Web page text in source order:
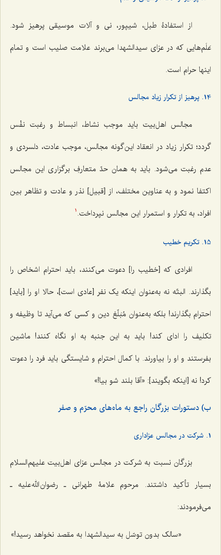
از استفادۀ طبل، شیپور، نی و آلات موسیقی پرهیز شود.
عَلَم‌هایی که در عزای سیدالشهدا می‌برند علامت صلیب است و تمام
اینها حرام است.
14. پرهیز از تکرار زیاد مجالس
مجالس اهل‌بیت باید موجب نشاط، انبساط و رغبت نفْس
گردد؛ تکرار زیاد در انعقاد این‌گونه مجالس، موجب عادت، دلسردی و
عدم رغبت می‌شود. باید به همان حدّ متعارفِ برگزاری این مجالس
اکتفا نمود و به عناوین مختلف، از [قبیل] نذر و عادت و تظاهر بین
افراد، به تکرار و استمرار این مجالس نپرداخت. 1
15. تکریم خطیب
افرادی که [خطیب را] دعوت می‌کنند، باید احترام اشخاص را
بگذارند. البتّه نه به‌عنوان اینکه یک نفر [عادی است]، حالا او را [باید]
احترام بگذارند! بلکه به‌عنوان مُبَلّغ دین و کسی که می‌آید تا وظیفه و
تکلیف را ادای کند! باید به این جنبه به او نگاه کنند! ماشین
بفرستند و او را بیاورند. با کمال احترام و شایستگی باید فرد را دعوت
کرد! نه [اینکه بگویند]: «آقا بلند شو بیا!»
ب) دستورات بزرگان راجع به ماه‌های محرّم و صفر
1. شرکت در مجالس عزاداری
بزرگان نسبت به شرکت در مجالس عزای اهل‌بیت علیهم‌السلام
بسیار تأکید داشتند. مرحوم علامۀ طهرانی ـ رضوان الله علیه ـ
می‌فرمودند:
«سالک بدون توسّل به سیدالشهدا به مقصد نخواهد رسید!»